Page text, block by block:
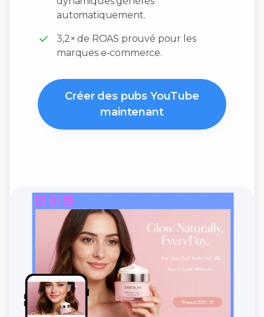
automatiquement.
3,2× de ROAS prouvé pour les
marques e-commerce.
Créer des pubs YouTube
maintenant